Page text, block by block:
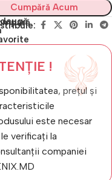
Cumpără Acum
!
prețul și
este necesar
verificați la
companiei